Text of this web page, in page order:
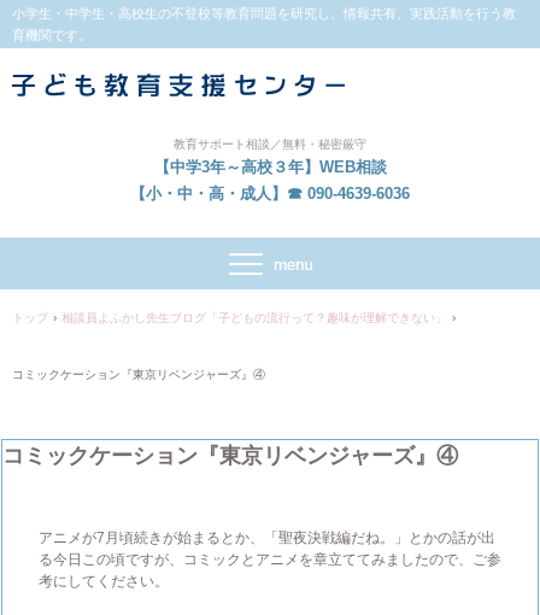
小学生・中学生・高校生の不登校等教育問題を研究し、情報共有、実践活動を行う教
育機関です。
教育サポート相談／無料・秘密厳守
【中学3年～高校３年】WEB相談
【小・中・高・成人】☎ 090-4639-6036
トップ › 相談員よふかし先生ブログ「子どもの流行って？趣味が理解できない」 ›
コミックケーション『東京リベンジャーズ』④
コミックケーション『東京リベンジャーズ』④
アニメが7月頃続きが始まるとか、「聖夜決戦編だね。」とかの話が出
る今日この頃ですが、コミックとアニメを章立ててみましたので、ご参
考にしてください。